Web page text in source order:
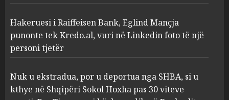
deportua nga SHBA, si u kthye
në Shqipëri Sokol Hoxha pas
30 viteve arrati. Pse Tirana po
i kërkon ndihmë Brukselit
U nisën drejt Gjermanisë pas
pushimeve në Kosovë, humbin
jetën në aksident tre anëtarët
Hakeruesi i Raiffeisen Bank, Eglind Mançja
punonte tek Kredo.al, vuri në Linkedin foto të një
personi tjetër
Nuk u ekstradua, por u deportua nga SHBA, si u
kthye në Shqipëri Sokol Hoxha pas 30 viteve